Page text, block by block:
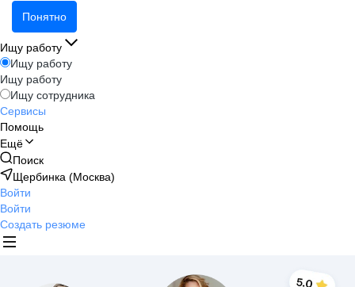
Понятно
Ищу работу
Ищу работу
Ищу работу
Ищу сотрудника
Сервисы
Помощь
Ещё
Поиск
Щербинка (Москва)
Войти
Войти
Создать резюме